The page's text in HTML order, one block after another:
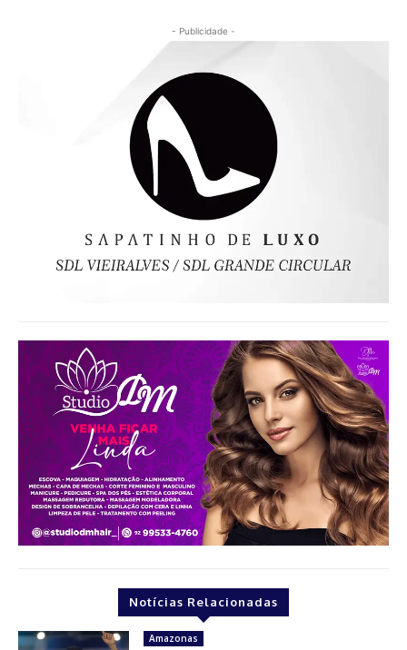
- Publicidade -
Notícias Relacionadas
Amazonas